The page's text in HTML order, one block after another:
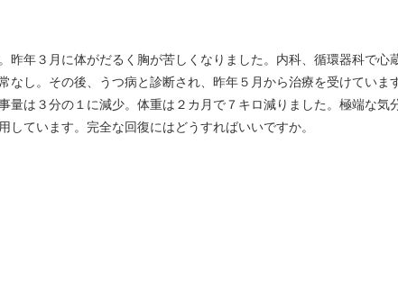
昨年３月に体がだるく胸が苦しくなりました。内科、循環器科で
なし。その後、うつ病と診断され、昨年５月から治療を受けていま
量は３分の１に減少。体重は２カ月で７キロ減りました。極端な気
しています。完全な回復にはどうすればいいですか。